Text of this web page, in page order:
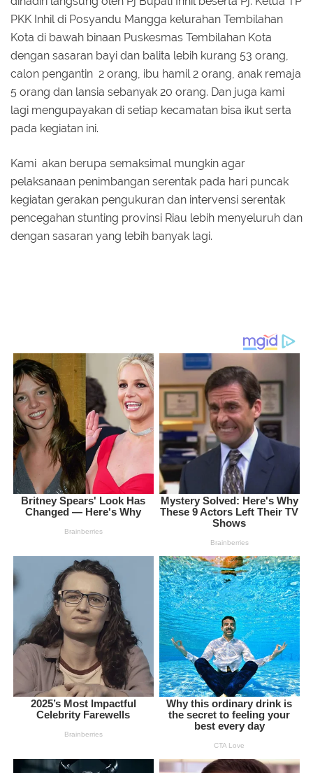
PKK Inhil di Posyandu Mangga kelurahan Tembilahan
Kota di bawah binaan Puskesmas Tembilahan Kota
dengan sasaran bayi dan balita lebih kurang 53 orang,
calon pengantin 2 orang, ibu hamil 2 orang, anak remaja
5 orang dan lansia sebanyak 20 orang. Dan juga kami
lagi mengupayakan di setiap kecamatan bisa ikut serta
pada kegiatan ini.
Kami akan berupa semaksimal mungkin agar
pelaksanaan penimbangan serentak pada hari puncak
kegiatan gerakan pengukuran dan intervensi serentak
pencegahan stunting provinsi Riau lebih menyeluruh dan
dengan sasaran yang lebih banyak lagi.